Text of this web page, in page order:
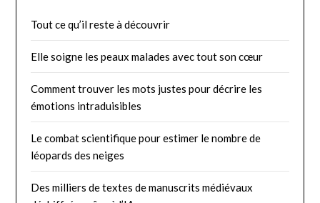
Tout ce qu’il reste à découvrir
Elle soigne les peaux malades avec tout son cœur
Comment trouver les mots justes pour décrire les
émotions intraduisibles
Le combat scientifique pour estimer le nombre de
léopards des neiges
Des milliers de textes de manuscrits médiévaux